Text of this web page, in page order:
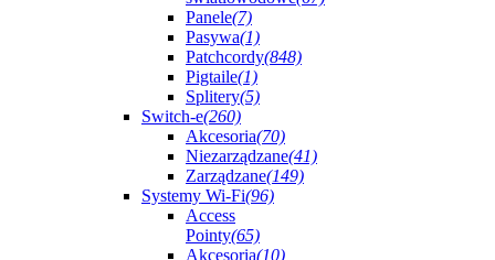
Panele(7)
Pasywa(1)
Patchcordy(848)
Pigtaile(1)
Splitery(5)
Switch-e(260)
Akcesoria(70)
Niezarządzane(41)
Zarządzane(149)
Systemy Wi-Fi(96)
Access
Pointy(65)
Akcesoria(10)